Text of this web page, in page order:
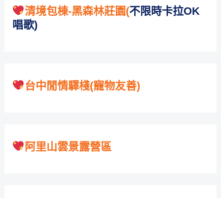
清境包棟-黑森林莊園(不限時卡拉OK
唱歌)
台中閒情驛棧(寵物友善)
阿里山雲景露營區